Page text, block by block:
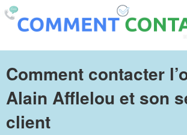
Comment contacter
Alain Afflelou et son
client